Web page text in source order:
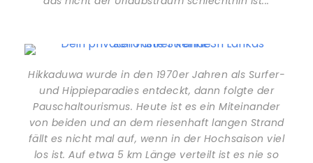
Hikkaduwa wurde in den 1970er Jahren als Surfer-
und Hippieparadies entdeckt, dann folgte der
Pauschaltourismus. Heute ist es ein Miteinander
von beiden und an dem riesenhaft langen Strand
fällt es nicht mal auf, wenn in der Hochsaison viel
los ist. Auf etwa 5 km Länge verteilt ist es nie so